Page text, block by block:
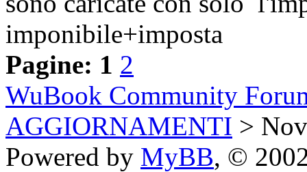
imponibile+imposta
Pagine: 1 2
WuBook Community
AGGIORNAMENTI >
Powered by MyBB, ©